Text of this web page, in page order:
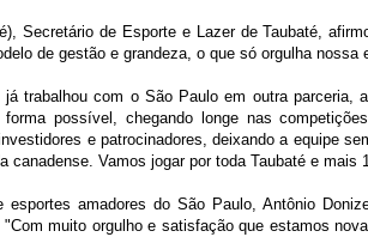
Secretário de Esporte e Lazer de Taubaté,
de gestão e grandeza, o que só orgulha
trabalhou com o São Paulo em outra parceria,
possível, chegando longe nas
e patrocinadores, deixando a equipe
canadense. Vamos jogar por toda Taubaté e mais
amadores do São Paulo, Antônio
muito orgulho e satisfação que estamos